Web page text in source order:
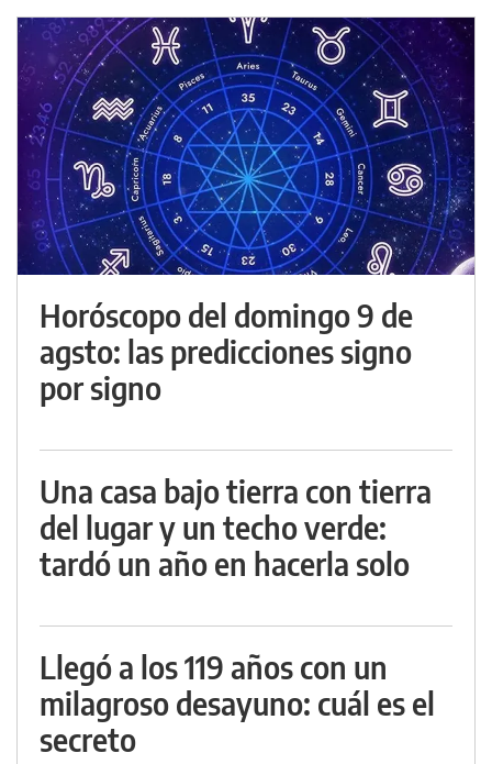
Horóscopo del domingo 9 de
agsto: las predicciones signo
por signo
Una casa bajo tierra con tierra
del lugar y un techo verde:
tardó un año en hacerla solo
Llegó a los 119 años con un
milagroso desayuno: cuál es el
secreto